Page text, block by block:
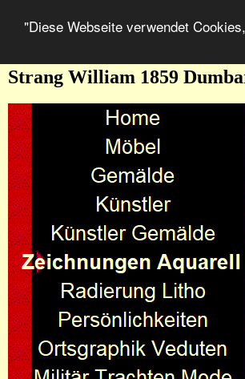
"Diese Webseite verwendet
Strang William 1859